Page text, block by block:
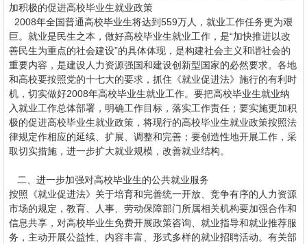
加积极的促进高校毕业生就业政策
2008年全国普通高校毕业生将达到559万人，就业工作任务更为艰
巨。就业是民生之本，做好高校毕业生就业工作，是“加快推进以改
善民生为重点的社会建设”的具体体现，是构建社会主义和谐社会的
重要内容，是建设人力资源强国和建设创新型国家的必然要求。各地
和高校要按照党的十七大的要求，抓住《就业促进法》施行的有利时
机，切实做好2008年高校毕业生就业工作。要把高校毕业生就业纳
入就业工作总体部署，明确工作目标，落实工作责任；要实施更加积
极的促进高校毕业生就业政策，将现行的高校毕业生就业政策按照法
律规定作相应的延续、扩展、调整和完善；要创造性地开展工作，采
取切实措施，进一步扩大就业规模，改善就业结构。
二、进一步加强对高校毕业生的公共就业服务
按照《就业促进法》关于培育和完善统一开放、竞争有序的人力资源
市场的规定，教育、人事、劳动保障部门所属相关机构要加强合作和
信息共享，对高校毕业生免费开展政策咨询、就业指导和就业推荐服
务，主动开展公益性、内容丰富、形式多样的就业招聘活动。有关部